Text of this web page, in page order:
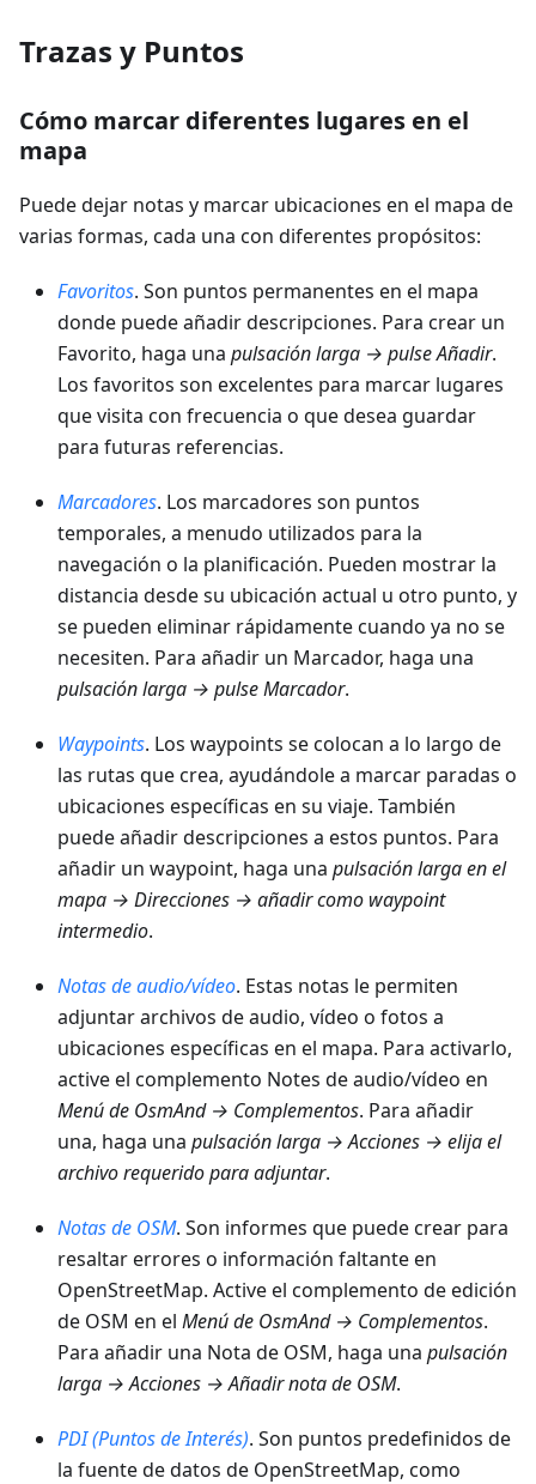
Trazas y Puntos
Cómo marcar diferentes lugares en el
mapa
Puede dejar notas y marcar ubicaciones en el mapa de
varias formas, cada una con diferentes propósitos:
Favoritos. Son puntos permanentes en el mapa
donde puede añadir descripciones. Para crear un
Favorito, haga una pulsación larga → pulse Añadir.
Los favoritos son excelentes para marcar lugares
que visita con frecuencia o que desea guardar
para futuras referencias.
Marcadores. Los marcadores son puntos
temporales, a menudo utilizados para la
navegación o la planificación. Pueden mostrar la
distancia desde su ubicación actual u otro punto, y
se pueden eliminar rápidamente cuando ya no se
necesiten. Para añadir un Marcador, haga una
pulsación larga → pulse Marcador.
Waypoints. Los waypoints se colocan a lo largo de
las rutas que crea, ayudándole a marcar paradas o
ubicaciones específicas en su viaje. También
puede añadir descripciones a estos puntos. Para
añadir un waypoint, haga una pulsación larga en el
mapa → Direcciones → añadir como waypoint
intermedio.
Notas de audio/vídeo. Estas notas le permiten
adjuntar archivos de audio, vídeo o fotos a
ubicaciones específicas en el mapa. Para activarlo,
active el complemento Notes de audio/vídeo en
Menú de OsmAnd → Complementos. Para añadir
una, haga una pulsación larga → Acciones → elija el
archivo requerido para adjuntar.
Notas de OSM. Son informes que puede crear para
resaltar errores o información faltante en
OpenStreetMap. Active el complemento de edición
de OSM en el Menú de OsmAnd → Complementos.
Para añadir una Nota de OSM, haga una pulsación
larga → Acciones → Añadir nota de OSM.
PDI (Puntos de Interés). Son puntos predefinidos de
la fuente de datos de OpenStreetMap, como